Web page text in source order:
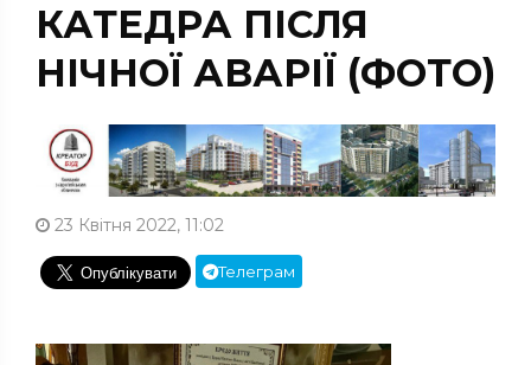
КАТЕДРА ПІСЛЯ
НІЧНОЇ АВАРІЇ (ФОТО)
23 Квітня 2022, 11:02
Телеграм